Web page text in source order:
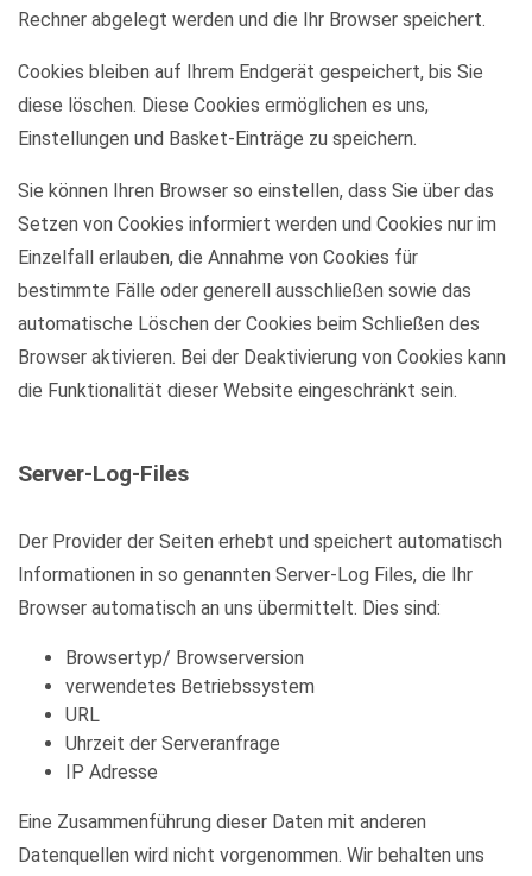
Rechner abgelegt werden und die Ihr Browser speichert.
Cookies bleiben auf Ihrem Endgerät gespeichert, bis Sie
diese löschen. Diese Cookies ermöglichen es uns,
Einstellungen und Basket-Einträge zu speichern.
Sie können Ihren Browser so einstellen, dass Sie über das
Setzen von Cookies informiert werden und Cookies nur im
Einzelfall erlauben, die Annahme von Cookies für
bestimmte Fälle oder generell ausschließen sowie das
automatische Löschen der Cookies beim Schließen des
Browser aktivieren. Bei der Deaktivierung von Cookies kann
die Funktionalität dieser Website eingeschränkt sein.
Server-Log-Files
Der Provider der Seiten erhebt und speichert automatisch
Informationen in so genannten Server-Log Files, die Ihr
Browser automatisch an uns übermittelt. Dies sind:
Browsertyp/ Browserversion
verwendetes Betriebssystem
URL
Uhrzeit der Serveranfrage
IP Adresse
Eine Zusammenführung dieser Daten mit anderen
Datenquellen wird nicht vorgenommen. Wir behalten uns